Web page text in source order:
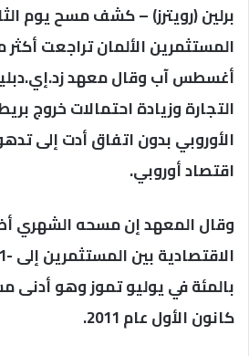
برلين (رويترز) – كشف مسح يوم
المستثمرين الألمان تراجعت
أغسطس آب وقال معهد زد.إي.دبليو
التجارة وزيادة احتمالات خروج
الأوروبي بدون اتفاق أدت إلى
اقتصاد أوروبي.
وقال المعهد إن مسحه الشهري
بالمئة في يوليو تموز وهو
كانون الأول عام 2011.